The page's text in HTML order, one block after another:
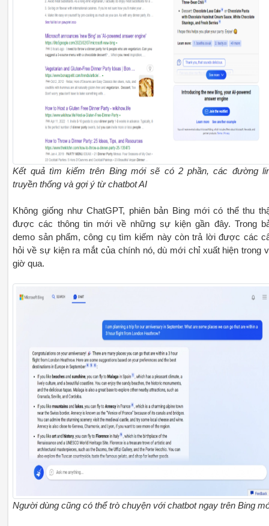
Kết quả tìm kiếm trên Bing mới sẽ có 2 phần, các đường
truyền thống và gợi ý từ chatbot AI
Không giống như ChatGPT, phiên bản Bing mới có thể thu
được các thông tin mới về những sự kiện gần đây. Trong
demo sản phẩm, công cụ tìm kiếm này còn trả lời được các
hỏi về sự kiện ra mắt của chính nó, dù mới chỉ xuất hiện trong
giờ qua.
Người dùng cũng có thể trò chuyện với chatbot ngay trên Bing